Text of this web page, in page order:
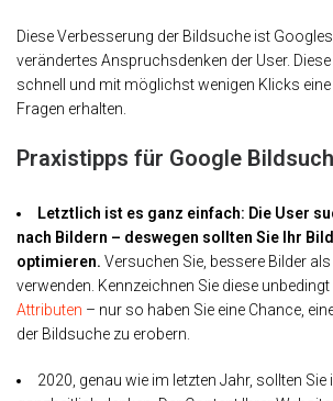
Diese Verbesserung der Bildsuche ist
verändertes Anspruchsdenken der User.
schnell und mit möglichst wenigen Klicks
Fragen erhalten.
Praxistipps für Google
Letztlich ist es ganz einfach: Die User
nach Bildern – deswegen sollten Sie Ihr
optimieren. Versuchen Sie, bessere Bilder
verwenden. Kennzeichnen Sie diese unbedingt
Attributen – nur so haben Sie eine Chance,
der Bildsuche zu erobern.
2020, genau wie im letzten Jahr, sollten Sie